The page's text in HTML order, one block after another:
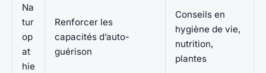
Na
tur
op
at
hie
Renforcer les
capacités d’auto-
guérison
Conseils en
hygiène de vie,
nutrition,
plantes